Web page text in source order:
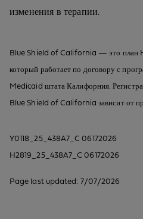
изменения в терапии.
Blue Shield of California — это план
который работает по договору с
Medicaid штата Калифорния.
Blue Shield of California зависит от
Y0118_25_438A7_C 06172026
H2819_25_438A7_C 06172026
Page last updated: 7/07/2026